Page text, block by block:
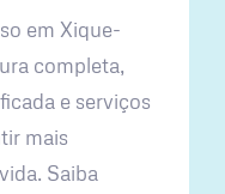
em Xique-
completa,
e serviços
mais
Saiba